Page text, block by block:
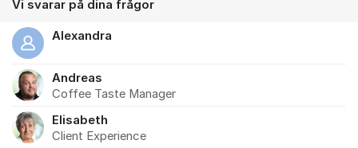
Vi svarar på dina frågor
Alexandra
Andreas
Coffee Taste Manager
Elisabeth
Client Experience